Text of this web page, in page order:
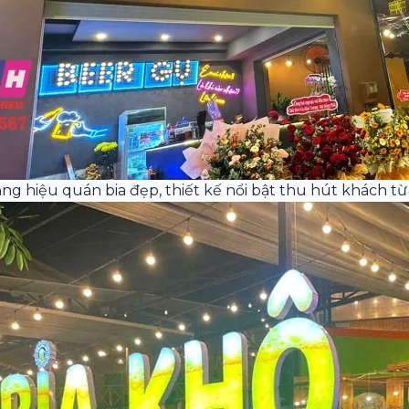
hiệu quán bia đẹp, thiết kế nổi bật thu hút khách từ